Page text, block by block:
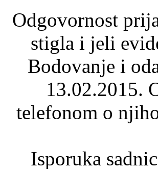
Odgovornost
stigla i jeli
Bodovanje i
13.02.2015.
telefonom o
Isporuka